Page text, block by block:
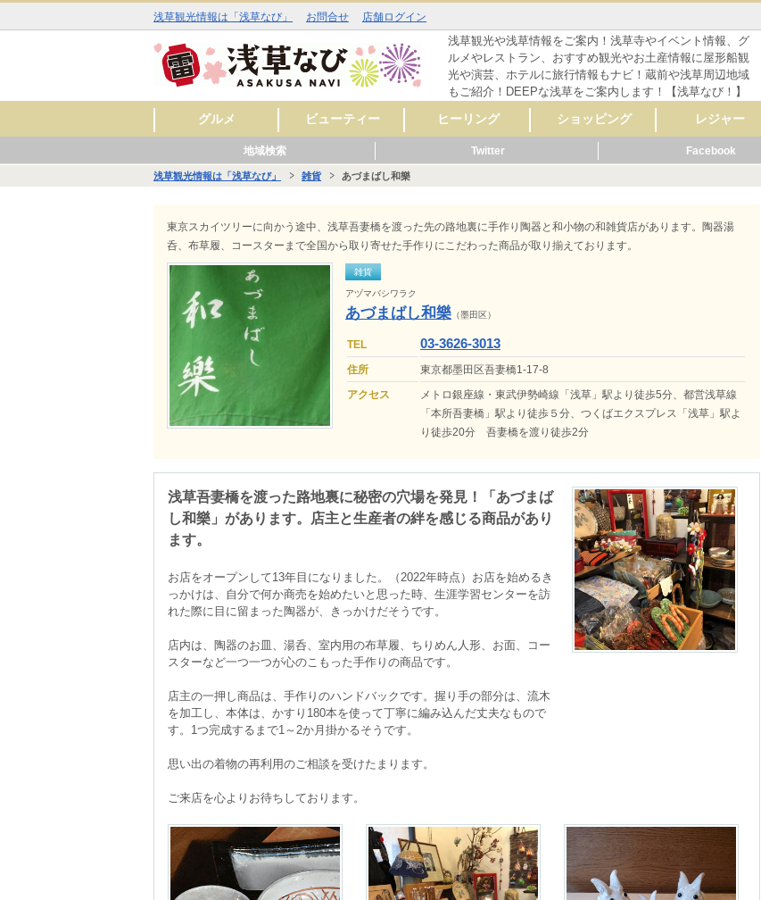
浅草観光情報は「浅草なび」 お問合せ 店舗ログイン
浅草観光や浅草情報をご案内！浅草寺やイベント情報、グ
ルメやレストラン、おすすめ観光やお土産情報に屋形船観
光や演芸、ホテルに旅行情報もナビ！蔵前や浅草周辺地域
もご紹介！DEEPな浅草をご案内します！【浅草なび！】
グルメ
アジア・エスニック
料理
カフェ・スイーツ
ファミリーレストラ
ン
ビューティー ヒーリング
リラクゼーション
リンパマッサージ
タイ式マッサージ
アロママッサージ
ショッピング
ョン
レジャー
カラオケ
占い
バッティングセンタ
ー
映画館・劇場
ライブハウス
観光スポット
動物園
遊園地
健康ランド・温泉
ゲームセンター
その他
体験
地域検索
■■ 雷門周辺 ■■ グルメ
ビューティ
ヒーリング
■■ 仲見世・浅草寺周辺 ■■ グルメ
ショッピング
レジャー
サービス
■■ 西浅草周辺 ■■ グルメ
ショッピング
スクール
サービス
■■ 花川戸周辺 ■■ グルメ
ショッピング
レジャー
サービス
■■ 観音裏周辺 ■■ グルメ
ビューティ
スクール
サービス
Twitter Facebook
浅草観光情報は「浅草なび」 雑貨 あづまばし和樂
東京スカイツリーに向かう途中、浅草吾妻橋を渡った先の路地裏に手作り陶器と和小物の和雑貨店があります。陶器湯
呑、布草履、コースターまで全国から取り寄せた手作りにこだわった商品が取り揃えております。
雑貨
アヅマバシワラク
あづまばし和樂 （墨田区）
TEL 03-3626-3013
住所
東京都墨田区吾妻橋1-17-8
アクセス
メトロ銀座線・東武伊勢崎線「浅草」駅より徒歩5分、都営浅草線
「本所吾妻橋」駅より徒歩５分、つくばエクスプレス「浅草」駅よ
り徒歩20分 吾妻橋を渡り徒歩2分
浅草吾妻橋を渡った路地裏に秘密の穴場を発見！「あづまば
し和樂」があります。店主と生産者の絆を感じる商品があり
ます。
お店をオープンして13年目になりました。（2022年時点）お店を始めるき
っかけは、自分で何か商売を始めたいと思った時、生涯学習センターを訪
れた際に目に留まった陶器が、きっかけだそうです。
店内は、陶器のお皿、湯呑、室内用の布草履、ちりめん人形、お面、コー
スターなど一つ一つが心のこもった手作りの商品です。
店主の一押し商品は、手作りのハンドバックです。握り手の部分は、流木
を加工し、本体は、かすり180本を使って丁寧に編み込んだ丈夫なもので
す。1つ完成するまで1～2か月掛かるそうです。
思い出の着物の再利用のご相談を受けたまります。
ご来店を心よりお待ちしております。